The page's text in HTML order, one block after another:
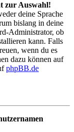
zur Auswahl!
deine Sprache
bislang in deine
Administrator, ob
kann. Falls
wenn du es
dazu können auf
phpBB.de